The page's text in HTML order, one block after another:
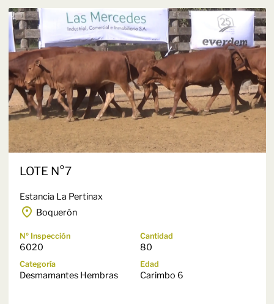
LOTE N°7
Estancia La Pertinax
Boquerón
Nº Inspección
6020
Cantidad
80
Categoría
Desmamantes Hembras
Edad
Carimbo 6